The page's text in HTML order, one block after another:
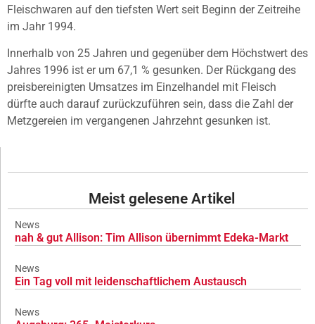
Fleischwaren auf den tiefsten Wert seit Beginn der Zeitreihe
im Jahr 1994.
Innerhalb von 25 Jahren und gegenüber dem Höchstwert des
Jahres 1996 ist er um 67,1 % gesunken. Der Rückgang des
preisbereinigten Umsatzes im Einzelhandel mit Fleisch
dürfte auch darauf zurückzuführen sein, dass die Zahl der
Metzgereien im vergangenen Jahrzehnt gesunken ist.
Meist gelesene Artikel
News
nah & gut Allison: Tim Allison übernimmt Edeka-Markt
News
Ein Tag voll mit leidenschaftlichem Austausch
News